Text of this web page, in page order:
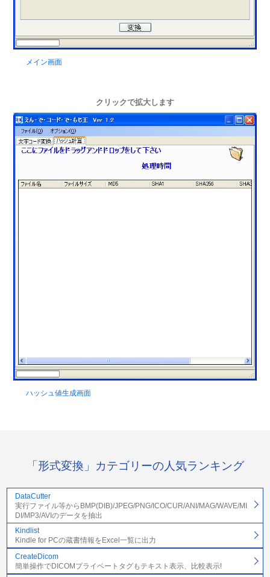
メイン画面
クリックで拡大します
ハッシュ値生成画面
「形式変換」カテゴリーの人気ランキング
DataCutter
実行ファイル等からBMP(DIB)/JPEG/PNG/ICO/CUR/ANI/MAG/WAVE/MI
DI/MP3/AVIのデータを抽出
Kindlist
Kindle for PCの蔵書情報をExcel一覧に出力
CreateDicom
簡単操作でDICOMプライベートタグもテキスト表示、比較表示!